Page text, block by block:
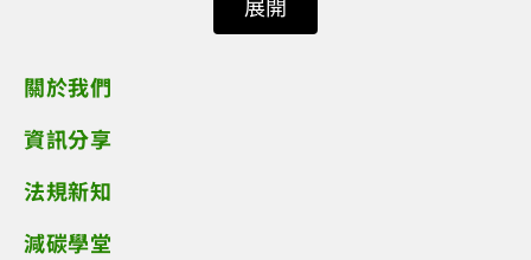
關於我們
資訊分享
法規新知
減碳學堂